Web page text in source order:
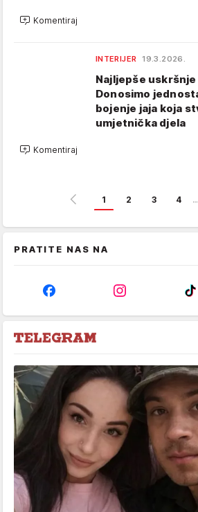
Komentiraj
INTERIJER 19.3.2026.
Najljepše
Donosimo
bojenje jaja koja
umjetnička djela
Komentiraj
1 2 3 4 …
PRATITE NAS NA